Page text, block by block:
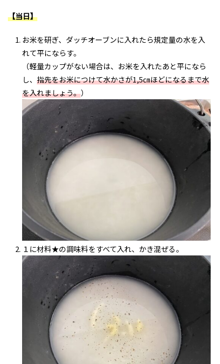
【当日】
お米を研ぎ、ダッチオーブンに入れたら規定量の水を入
れて平にならす。
（軽量カップがない場合は、お米を入れたあと平になら
し、 指先をお米につけて水かさが1,5㎝ほどになるまで水
を入れましょう。）
１に材料★の調味料をすべて入れ、かき混ぜる。